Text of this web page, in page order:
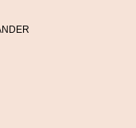
huvudperson och ett
genren är som allra